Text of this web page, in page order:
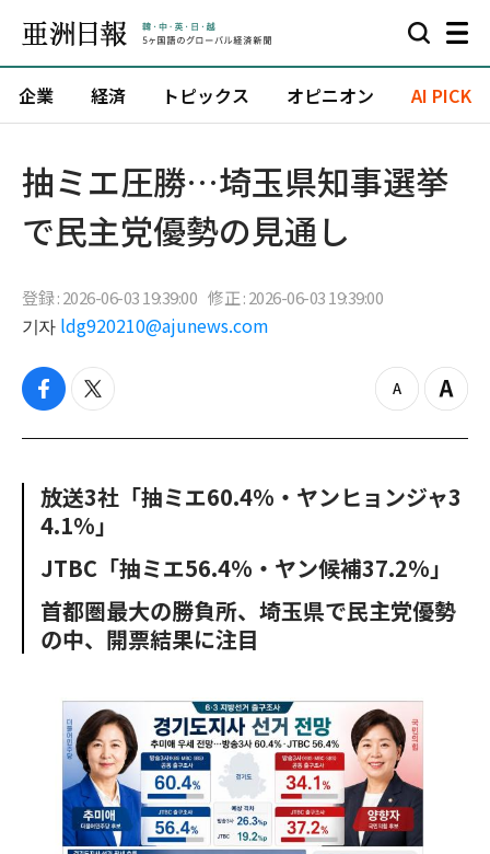
企業 経済 トピックス オピニオン AI PICK
抽ミエ圧勝…埼玉県知事選挙
で民主党優勢の見通し
登録 : 2026-06-03 19:39:00 修正 : 2026-06-03 19:39:00
기자 ldg920210@ajunews.com
f
c
o
o
t
i
e
r
z
o
u
Z
o
n
放送3社「抽ミエ60.4%・ヤンヒョンジャ3
4.1%」
JTBC「抽ミエ56.4%・ヤン候補37.2%」
首都圏最大の勝負所、埼玉県で民主党優勢
の中、開票結果に注目